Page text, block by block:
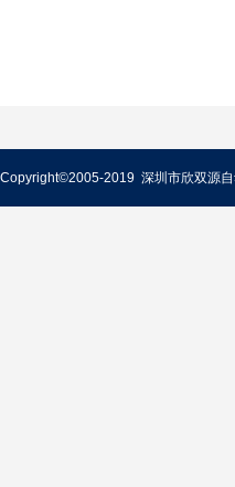
Copyright©2005-2019 深圳市欣双源